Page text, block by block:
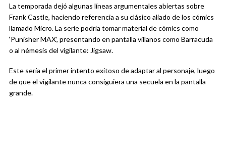
La temporada dejó algunas líneas argumentales abiertas sobre
Frank Castle, haciendo referencia a su clásico aliado de los cómics
llamado Micro. La serie podría tomar material de cómics como
‘Punisher MAX’, presentando en pantalla villanos como Barracuda
o al némesis del vigilante: Jigsaw.
Este sería el primer intento exitoso de adaptar al personaje, luego
de que el vigilante nunca consiguiera una secuela en la pantalla
grande.